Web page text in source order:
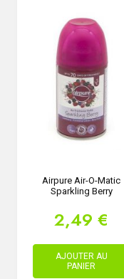
Airpure Air-O-Matic
Sparkling Berry
2,49 €
AJOUTER AU
PANIER